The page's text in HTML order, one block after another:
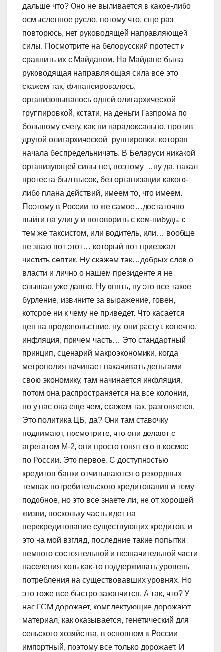
дальше что? Оно не выливается в какое-либо
осмысленное русло, потому что, еще раз
повторюсь, нет руководящей направляющей
силы. Посмотрите на белорусский протест и
сравнить их с Майданом. На Майдане была
руководящая направляющая сила все это
скажем так, финансировалось,
организовывалось одной олигархической
группировкой, кстати, на деньги Газпрома по
большому счету, как ни парадоксально, против
другой олигархической группировки, которая
начала беспредельничать. В Беларуси никакой
организующей силы нет, поэтому …ну да, накал
протеста был высок, без организации какого-
либо плана действий, имеем то, что имеем.
Поэтому в России то же самое…достаточно
выйти на улицу и поговорить с кем-нибудь, с
тем же таксистом, или водитель, или… вообще
не знаю вот этот… который вот приезжал
чистить септик. Ну скажем так…добрых слов о
власти и лично о нашем президенте я не
слышал уже давно. Ну опять, ну это все такое
бурление, извините за выражение, говен,
которое ни к чему не приведет. Что касается
цен на продовольствие, ну, они растут, конечно,
инфляция, причем часть… Это стандартный
принцип, сценарий макроэкономики, когда
метрополия начинает накачивать деньгами
свою экономику, там начинается инфляция,
потом она распространяется на все колонии,
но у нас она еще чем, скажем так, разгоняется.
Это политика ЦБ, да? Они там ставочку
поднимают, посмотрите, что они делают с
агрегатом М-2, они просто гонят его в космос
по России. Это первое. С доступностью
кредитов банки отчитываются о рекордных
темпах потребительского кредитования и тому
подобное, но это все знаете ли, не от хорошей
жизни, поскольку часть идет на
перекредитование существующих кредитов, и
это на мой взгляд, последние такие попытки
немного состоятельной и незначительной части
населения хоть как-то поддерживать уровень
потребления на существовавших уровнях. Но
это тоже все быстро закончится. А так, что? У
нас ГСМ дорожает, комплектующие дорожают,
материал, как оказывается, генетический для
сельского хозяйства, в основном в России
импортный, поэтому все только дорожает. И